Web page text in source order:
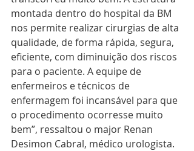
montada dentro do hospital da BM
nos permite realizar cirurgias de alta
qualidade, de forma rápida, segura,
eficiente, com diminuição dos riscos
para o paciente. A equipe de
enfermeiros e técnicos de
enfermagem foi incansável para que
o procedimento ocorresse muito
bem”, ressaltou o major Renan
Desimon Cabral, médico urologista.